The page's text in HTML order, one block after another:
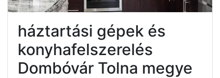
háztartási gépek és
konyhafelszerelés
Dombóvár Tolna megye